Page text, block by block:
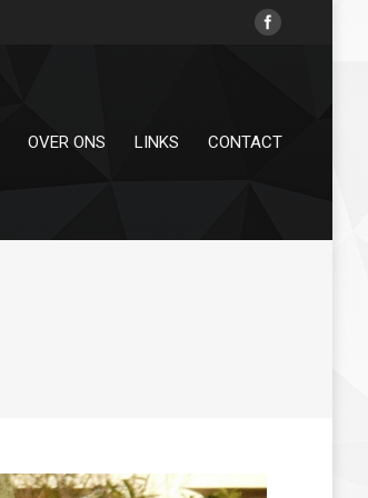
OVER ONS LINKS CONTACT